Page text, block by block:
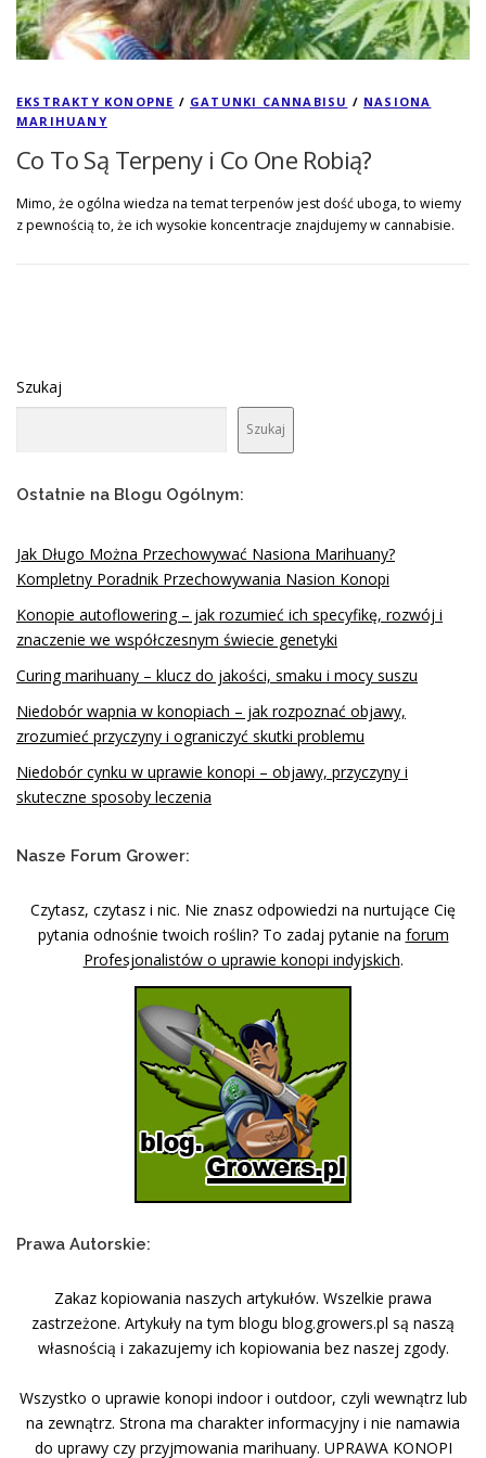
EKSTRAKTY KONOPNE / GATUNKI CANNABISU / NASIONA
MARIHUANY
Co To Są Terpeny i Co One Robią?
Mimo, że ogólna wiedza na temat terpenów jest dość uboga, to wiemy
z pewnością to, że ich wysokie koncentracje znajdujemy w cannabisie.
Szukaj
Szukaj
Ostatnie na Blogu Ogólnym:
Jak Długo Można Przechowywać Nasiona Marihuany?
Kompletny Poradnik Przechowywania Nasion Konopi
Konopie autoflowering – jak rozumieć ich specyfikę, rozwój i
znaczenie we współczesnym świecie genetyki
Curing marihuany – klucz do jakości, smaku i mocy suszu
Niedobór wapnia w konopiach – jak rozpoznać objawy,
zrozumieć przyczyny i ograniczyć skutki problemu
Niedobór cynku w uprawie konopi – objawy, przyczyny i
skuteczne sposoby leczenia
Nasze Forum Grower:
Czytasz, czytasz i nic. Nie znasz odpowiedzi na nurtujące Cię
pytania odnośnie twoich roślin? To zadaj pytanie na forum
Profesjonalistów o uprawie konopi indyjskich.
Prawa Autorskie:
Zakaz kopiowania naszych artykułów. Wszelkie prawa
zastrzeżone. Artykuły na tym blogu blog.growers.pl są naszą
własnością i zakazujemy ich kopiowania bez naszej zgody.
Wszystko o uprawie konopi indoor i outdoor, czyli wewnątrz lub
na zewnątrz. Strona ma charakter informacyjny i nie namawia
do uprawy czy przyjmowania marihuany. UPRAWA KONOPI